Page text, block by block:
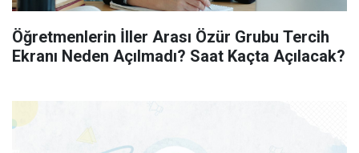
Öğretmenlerin İller Arası Özür Grubu Tercih
Ekranı Neden Açılmadı? Saat Kaçta Açılacak?